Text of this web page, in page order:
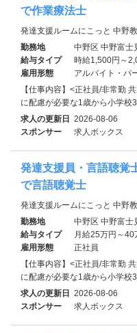
で作業療法士
発達支援ルームにこっと 中野
勤務地
中野区 中野富士
給与タイプ
時給1,500円～
雇用形態
アルバイト・パ
【仕事内容】<正社員/非常勤
に配慮が必要な1歳から小学校
求人の更新日 2026-08-06
スポンサー
求人ボックス
発達支援員・言語聴覚
で言語聴覚士
発達支援ルームにこっと 中野
勤務地
中野区 中野富士
給与タイプ
月給25万円～40
雇用形態
正社員
【仕事内容】<正社員/非常勤
に配慮が必要な1歳から小学校
求人の更新日 2026-08-06
スポンサー
求人ボックス